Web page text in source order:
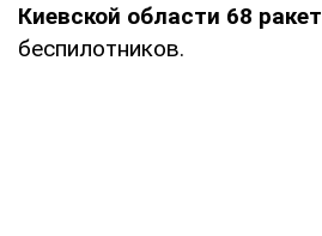
Киевской области 68 ракет
беспилотников.